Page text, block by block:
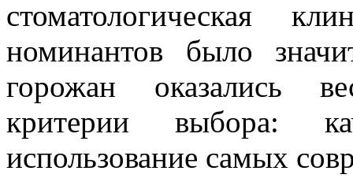
стоматологическая
номинантов было
горожан оказались
критерии выбора:
использование самых